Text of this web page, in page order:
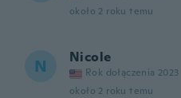
około 2 roku temu
N Nicole
Rok dołączenia 2023
około 2 roku temu